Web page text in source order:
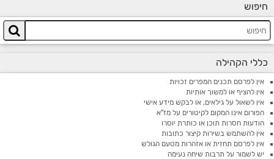
חיפוש
כללי הקהילה
אין לפרסם תכנים המפרים זכויות
אין להציף או למשוך אותיות
אין לשאול על גילאים, או לבקש מידע אישי
הפורום אינו המקום לקיטורים על מז"א
הודעות חסרות תוכן או כותרת יוסרו
אין להשתמש בשירות קיצור כתובות
אין לפרסם תחזית או אזהרות מטעם הגולש
יש לשמור על תרבות שיחה נעימה